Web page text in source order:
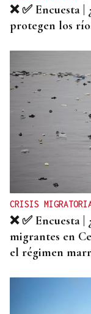
❌ ✅ Encuesta |
protegen los
CRISIS
❌ ✅ Encuesta
migrantes en
el régimen